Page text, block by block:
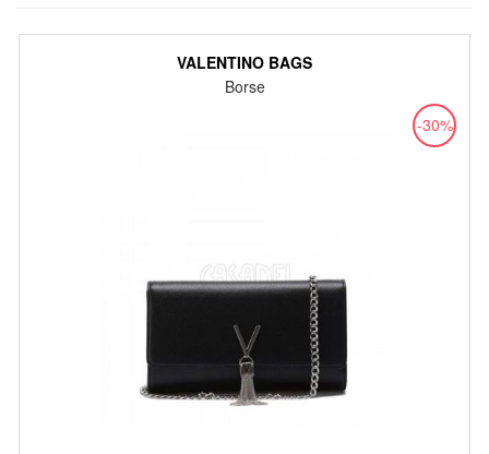
VALENTINO BAGS
Borse
-30%